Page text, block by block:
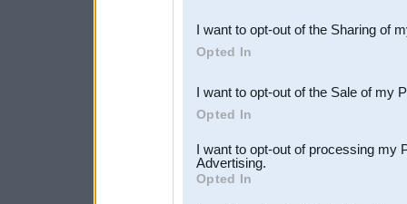
Downstream Participants
third parties.
I want to opt-out of the Sharing of
Opted In
I want to opt-out of the Sale of my
Opted In
I want to opt-out of processing my
Advertising.
Opted In